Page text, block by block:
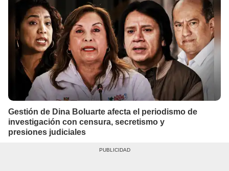
Gestión de Dina Boluarte afecta el periodismo de
investigación con censura, secretismo y
presiones judiciales